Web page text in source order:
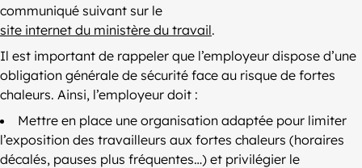
communiqué suivant sur le
site internet du ministère du travail.
Il est important de rappeler que l’employeur dispose d’une
obligation générale de sécurité face au risque de fortes
chaleurs. Ainsi, l’employeur doit :
Mettre en place une organisation adaptée pour limiter
l’exposition des travailleurs aux fortes chaleurs (horaires
décalés, pauses plus fréquentes…) et privilégier le